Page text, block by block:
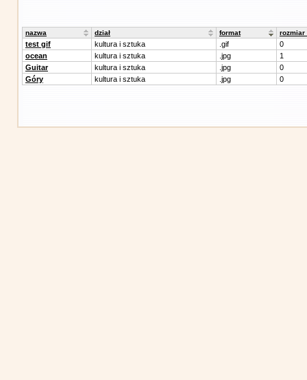
nazwa dział format rozmiar
test gif kultura i sztuka .gif
0
ocean
kultura i sztuka .jpg
1
Guitar
kultura i sztuka .jpg
0
Góry
kultura i sztuka .jpg 0